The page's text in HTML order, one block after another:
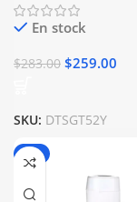
En stock
$283.00 $259.00
SKU: DTSGT52Y
-7%